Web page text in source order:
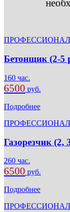
Бетонщик (2-5
160 час.
6500 руб.
Подробнее
Газорезчик (2,
260 час.
6500 руб.
Подробнее